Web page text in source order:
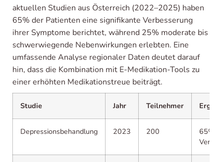
aktuellen Studien aus Österreich (2022–2025) haben
65% der Patienten eine signifikante Verbesserung
ihrer Symptome berichtet, während 25% moderate bis
schwerwiegende Nebenwirkungen erlebten. Eine
umfassende Analyse regionaler Daten deutet darauf
hin, dass die Kombination mit E-Medikation-Tools zu
einer erhöhten Medikationstreue beiträgt.
Studie Jahr Teilnehmer
Depressionsbehandlung 2023 200
65%